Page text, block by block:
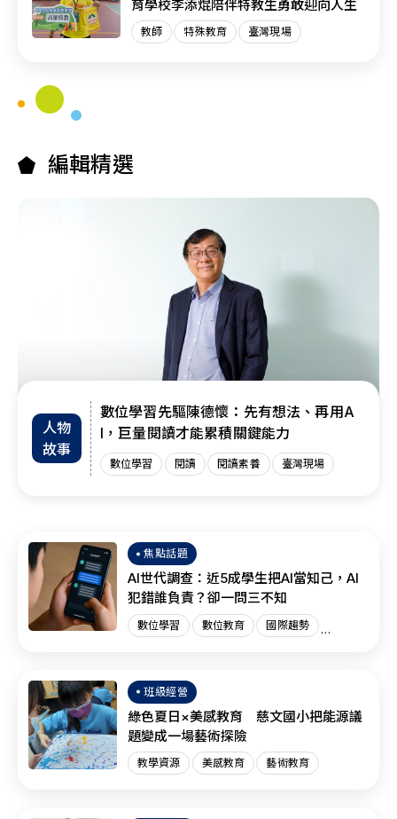
育學校李添焜陪伴特教生勇敢迎向人生
教師 特殊教育 臺灣現場
編輯精選
人物
故事
數位學習先驅陳德懷：先有想法、再用A
I，巨量閱讀才能累積關鍵能力
數位學習 閱讀 閱讀素養 臺灣現場
焦點話題
AI世代調查：近5成學生把AI當知己，AI
犯錯誰負責？卻一問三不知
數位學習 數位教育 國際趨勢
班級經營
綠色夏日×美感教育 慈文國小把能源議
題變成一場藝術探險
教學資源 美感教育 藝術教育